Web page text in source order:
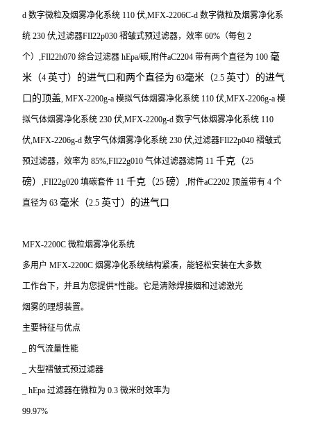
d数字微粒及烟雾净化系统 110伏,MFX-2206C-d数字微粒及烟雾净化系
统 230伏,过滤器FIl22p030褶皱式预过滤器，效率 60% （每包 2
个）,FIl22h070综合过滤器 hEpa/碳,附件aC2204 带有两个直径为 100 毫
米 （4英寸）的进气口和两个直径为 63毫米 （2.5英寸）的进气
口的顶盖, MFX-2200g-a模拟气体烟雾净化系统 110伏,MFX-2206g-a模
拟气体烟雾净化系统 230伏,MFX-2200g-d数字气体烟雾净化系统 110
伏,MFX-2206g-d数字气体烟雾净化系统 230伏,过滤器FIl22p040褶皱式
预过滤器，效率为 85%,FIl22g010气体过滤器滤筒 11千克 （25
磅）,FIl22g020填碳套件 11千克 （25磅）,附件aC2202 顶盖带有 4个
直径为 63 毫米 （2.5英寸）的进气口
MFX-2200C微粒烟雾净化系统
多用户 MFX-2200C烟雾净化系统结构紧凑，能轻松安装在大多数
工作台下，并且为您提供*性能。它是清除焊接烟和过滤激光
烟雾的理想装置。
主要特征与优点
的气流量性能
_大型褶皱式预过滤器
_ hEpa过滤器在微粒为 0.3微米时效率为
99.97%